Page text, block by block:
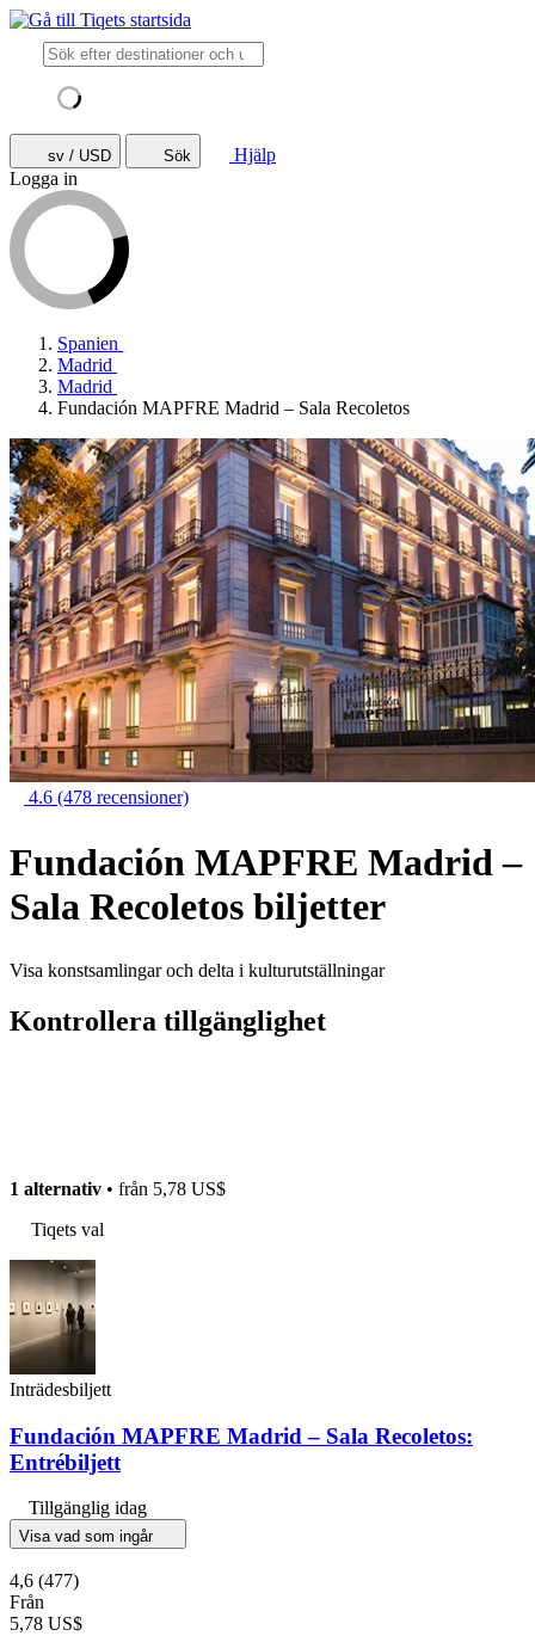
sv / USD Sök
Hjälp
Logga in
Spanien
Madrid
Madrid
Fundación MAPFRE Madrid – Sala Recoletos
4.6 (478 recensioner)
Fundación MAPFRE Madrid –
Sala Recoletos biljetter
Visa konstsamlingar och delta i kulturutställningar
Kontrollera tillgänglighet
1 alternativ • från 5,78 US$
Tiqets val
Inträdesbiljett
Fundación MAPFRE Madrid – Sala Recoletos:
Entrébiljett
Tillgänglig idag
Visa vad som ingår
4,6 (477)
Från
5,78 US$